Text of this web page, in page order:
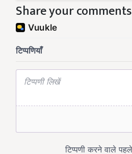
Share your comments